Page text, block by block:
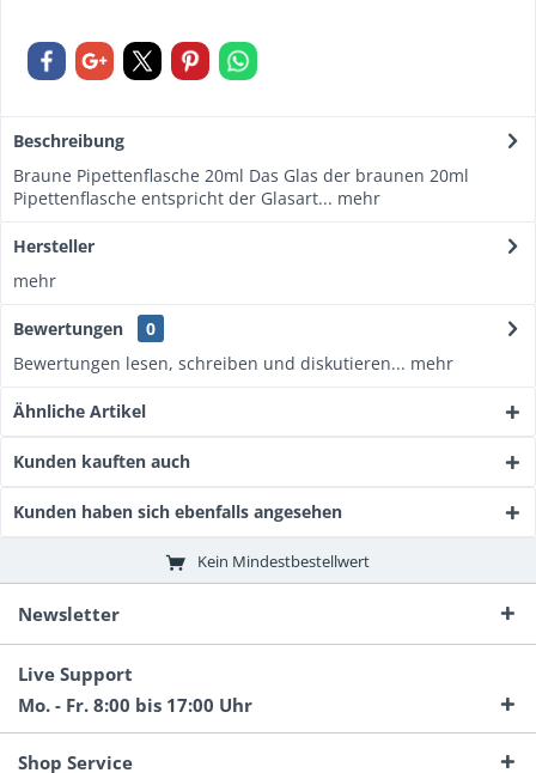
Beschreibung
Braune Pipettenflasche 20ml Das Glas der braunen 20ml
Pipettenflasche entspricht der Glasart... mehr
Hersteller
mehr
Bewertungen
0
Bewertungen lesen, schreiben und diskutieren... mehr
Ähnliche Artikel
Kunden kauften auch
Kunden haben sich ebenfalls angesehen
Kein Mindestbestellwert
Newsletter
Live Support
Mo. - Fr. 8:00 bis 17:00 Uhr
Shop Service